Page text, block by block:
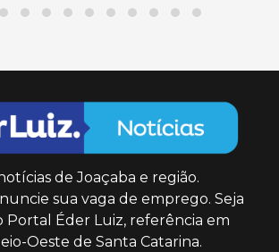
de Joaçaba e região.
sua vaga de emprego. Seja
Portal Éder Luiz, referência em
Oeste de Santa Catarina.